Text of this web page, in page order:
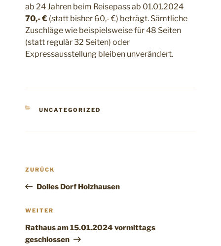
ab 24 Jahren beim Reisepass ab 01.01.2024
70,- € (statt bisher 60,- €) beträgt. Sämtliche
Zuschläge wie beispielsweise für 48 Seiten
(statt regulär 32 Seiten) oder
Expressausstellung bleiben unverändert.
KATEGORIEN
UNCATEGORIZED
Vorheriger
ZURÜCK
Dolles Dorf Holzhausen
Nächster
WEITER
Rathaus am 15.01.2024 vormittags
geschlossen